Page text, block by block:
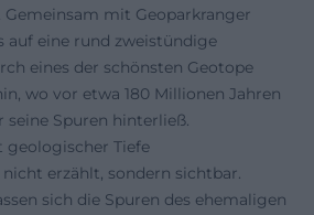
Gemeinsam mit Geoparkranger
auf eine rund zweistündige
eines der schönsten Geotope
wo vor etwa 180 Millionen Jahren
seine Spuren hinterließ.
geologischer Tiefe
erzählt, sondern sichtbar.
sich die Spuren des ehemaligen